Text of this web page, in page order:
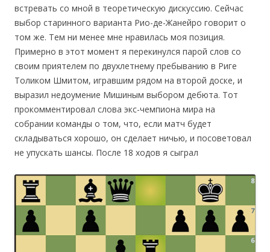
встревать со мной в теоретическую дискуссию. Сейчас
выбор старинного варианта Рио-де-Жанейро говорит о
том же. Тем ни менее мне нравилась моя позиция.
Примерно в этот момент я перекинулся парой слов со
своим приятелем по двухлетнему пребыванию в Риге
Толиком Шмитом, игравшим рядом на второй доске, и
выразил недоумение Мишиным выбором дебюта. Тот
прокомментировал слова экс-чемпиона мира на
собрании команды о том, что, если матч будет
складываться хорошо, он сделает ничью, и посоветовал
не упускать шансы. После 18 ходов я сыграл